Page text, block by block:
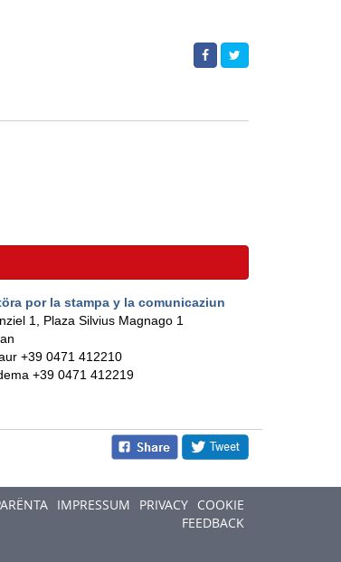
por la stampa y la comunicaziun
1, Plaza Silvius Magnago 1
+39 0471 412210
+39 0471 412219
IMPRESSUM PRIVACY COOKIE
FEEDBACK